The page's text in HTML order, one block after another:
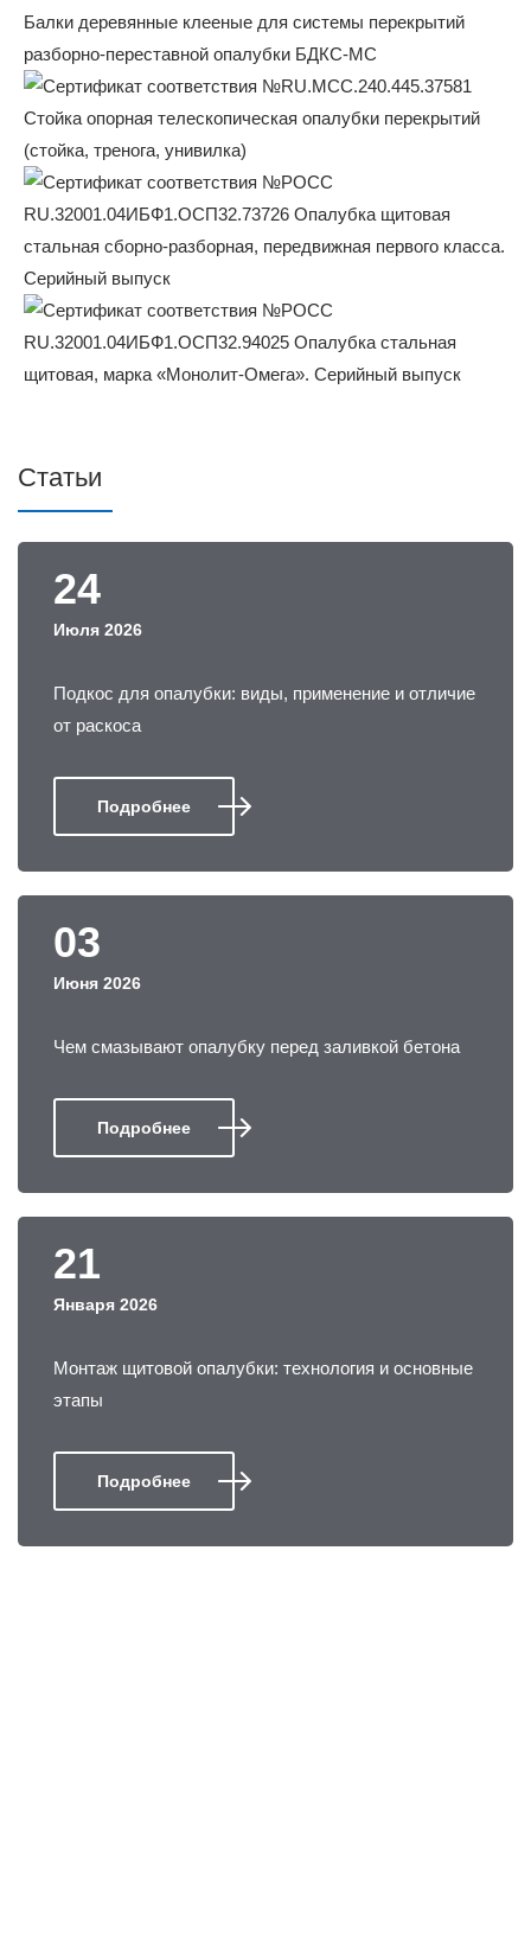
Статьи
24
Июля 2026
Подкос для опалубки: виды, применение и отличие
от раскоса
Подробнее
03
Июня 2026
Чем смазывают опалубку перед заливкой бетона
Подробнее
21
Января 2026
Монтаж щитовой опалубки: технология и основные
этапы
Подробнее